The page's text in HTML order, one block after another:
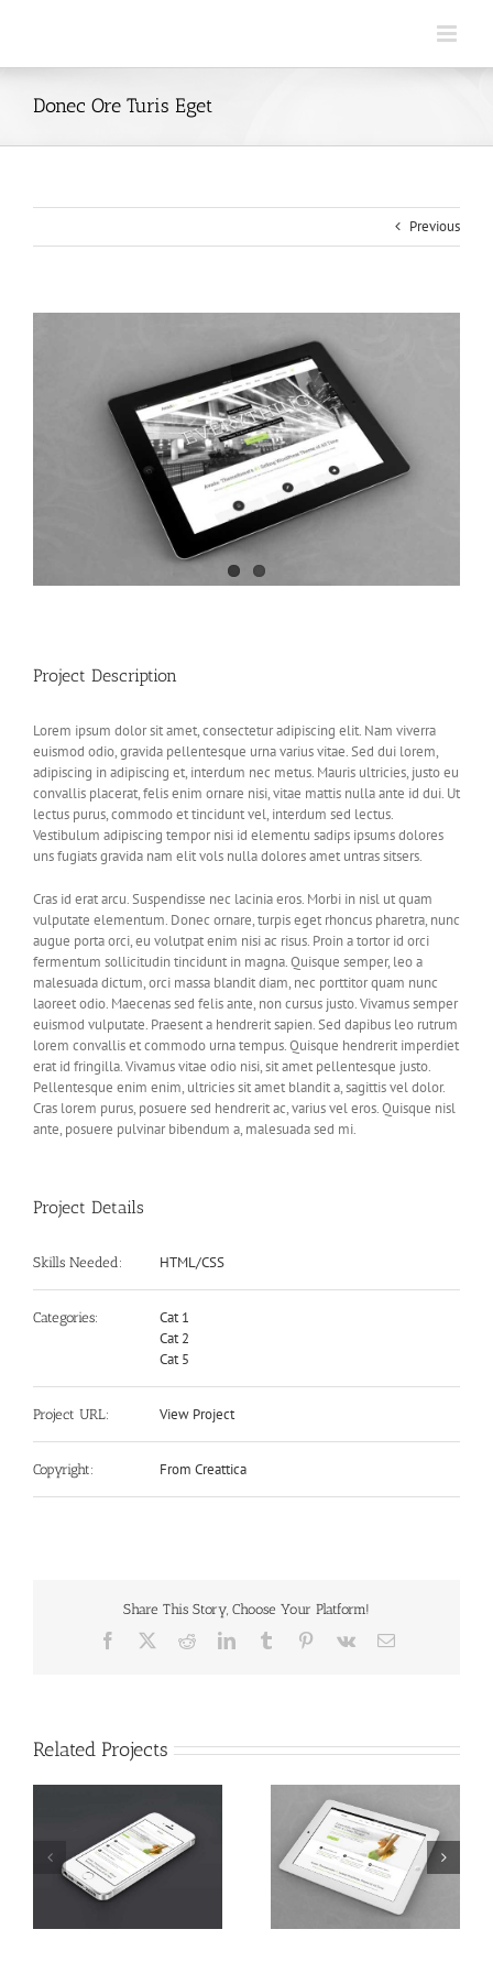
Donec Ore Turis Eget
Previous
Project Description
Lorem ipsum dolor sit amet, consectetur adipiscing elit. Nam viverra
euismod odio, gravida pellentesque urna varius vitae. Sed dui lorem,
adipiscing in adipiscing et, interdum nec metus. Mauris ultricies, justo eu
convallis placerat, felis enim ornare nisi, vitae mattis nulla ante id dui. Ut
lectus purus, commodo et tincidunt vel, interdum sed lectus.
Vestibulum adipiscing tempor nisi id elementu sadips ipsums dolores
uns fugiats gravida nam elit vols nulla dolores amet untras sitsers.
Cras id erat arcu. Suspendisse nec lacinia eros. Morbi in nisl ut quam
vulputate elementum. Donec ornare, turpis eget rhoncus pharetra, nunc
augue porta orci, eu volutpat enim nisi ac risus. Proin a tortor id orci
fermentum sollicitudin tincidunt in magna. Quisque semper, leo a
malesuada dictum, orci massa blandit diam, nec porttitor quam nunc
laoreet odio. Maecenas sed felis ante, non cursus justo. Vivamus semper
euismod vulputate. Praesent a hendrerit sapien. Sed dapibus leo rutrum
lorem convallis et commodo urna tempus. Quisque hendrerit imperdiet
erat id fringilla. Vivamus vitae odio nisi, sit amet pellentesque justo.
Pellentesque enim enim, ultricies sit amet blandit a, sagittis vel dolor.
Cras lorem purus, posuere sed hendrerit ac, varius vel eros. Quisque nisl
ante, posuere pulvinar bibendum a, malesuada sed mi.
Project Details
Skills Needed: HTML/CSS
Categories:
Cat 1
Cat 2
Cat 5
Project URL: View Project
Copyright: From Creattica
Share This Story, Choose Your Platform!
Facebook RedditLinkedInTumblr Pinterest
Vk Email
Related Projects
Proin Sodales Quam Nam Viverra Euismod